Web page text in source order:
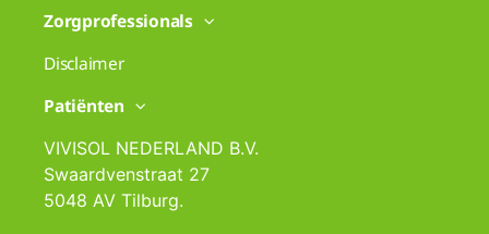
Zorgprofessionals
Disclaimer
Patiënten
VIVISOL NEDERLAND B.V.
Swaardvenstraat 27
5048 AV Tilburg.